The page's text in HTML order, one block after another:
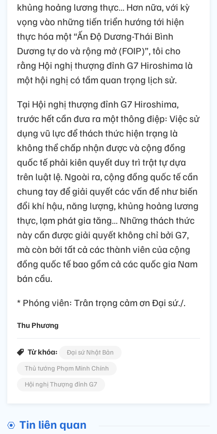
khủng hoảng lương thực… Hơn nữa, với kỳ
vọng vào những tiến triển hướng tới hiện
thực hóa một “Ấn Độ Dương-Thái Bình
Dương tự do và rộng mở (FOIP)”, tôi cho
rằng Hội nghị thượng đỉnh G7 Hiroshima là
một hội nghị có tầm quan trọng lịch sử.
Tại Hội nghị thượng đỉnh G7 Hiroshima,
trước hết cần đưa ra một thông điệp: Việc sử
dụng vũ lực để thách thức hiện trạng là
không thể chấp nhận được và cộng đồng
quốc tế phải kiên quyết duy trì trật tự dựa
trên luật lệ. Ngoài ra, cộng đồng quốc tế cần
chung tay để giải quyết các vấn đề như biến
đổi khí hậu, năng lượng, khủng hoảng lương
thực, lạm phát gia tăng… Những thách thức
này cần được giải quyết không chỉ bởi G7,
mà còn bởi tất cả các thành viên của cộng
đồng quốc tế bao gồm cả các quốc gia Nam
bán cầu.
* Phóng viên: Trân trọng cảm ơn Đại sứ./.
Thu Phương
Từ khóa:
Đại sứ Nhật Bản
Thủ tướng Phạm Minh Chính
Hội nghị Thượng đỉnh G7
Tin liên quan